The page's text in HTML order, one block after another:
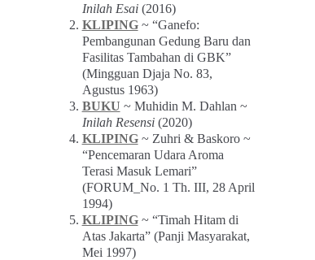
Inilah Esai(2016)
KLIPING~ “Ganefo:
Pembangunan Gedung Baru dan
Fasilitas Tambahan di GBK”
(Mingguan Djaja No. 83,
Agustus 1963)
BUKU ~ Muhidin M. Dahlan ~
Inilah Resensi(2020)
KLIPING~ Zuhri & Baskoro ~
“Pencemaran Udara Aroma
Terasi Masuk Lemari”
(FORUM_No. 1 Th. III, 28 April
1994)
KLIPING~ “Timah Hitam di
Atas Jakarta” (Panji Masyarakat,
Mei 1997)